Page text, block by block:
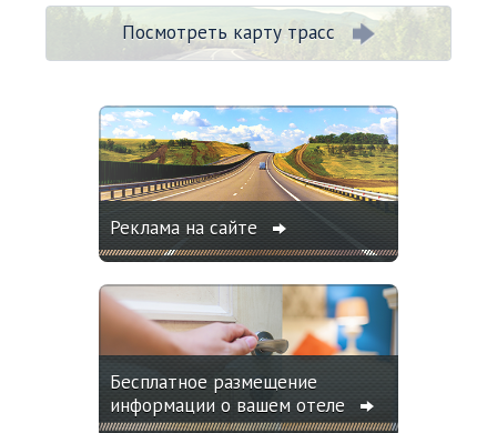
Посмотреть карту трасс
Реклама на сайте
Бесплатное размещение
информации о вашем отеле